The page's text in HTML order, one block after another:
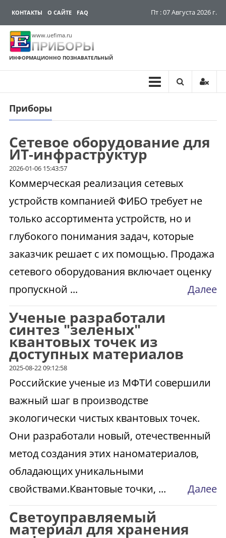
КОНТАКТЫ О САЙТЕ FAQ Пт : 07 Августа 2026 г.
www.uefima.ru
ПРИБОРЫ
ИНФОРМАЦИОННО ПОЗНАВАТЕЛЬНЫЙ
Перейти
Приборы
Сетевое оборудование для
ИТ-инфраструктур
2026-01-06 15:43:57
Коммерческая реализация сетевых
устройств компанией ФИБО требует не
только ассортимента устройств, но и
глубокого понимания задач, которые
заказчик решает с их помощью. Продажа
сетевого оборудования включает оценку
пропускной ...
Далее
Ученые разработали
синтез "зеленых"
квантовых точек из
доступных материалов
2025-08-22 09:12:58
Российские ученые из МФТИ совершили
важный шаг в производстве
экологически чистых квантовых точек.
Они разработали новый, отечественный
метод создания этих наноматериалов,
обладающих уникальными
свойствами.Квантовые точки, ...
Далее
Светоуправляемый
материал для хранения